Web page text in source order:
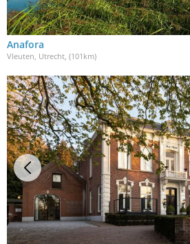
Anafora
Vleuten, Utrecht, (101km)